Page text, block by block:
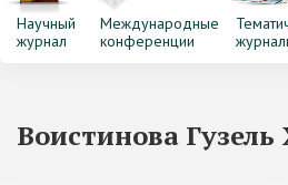
Научный
журнал
Международные
конференции
Воистинова